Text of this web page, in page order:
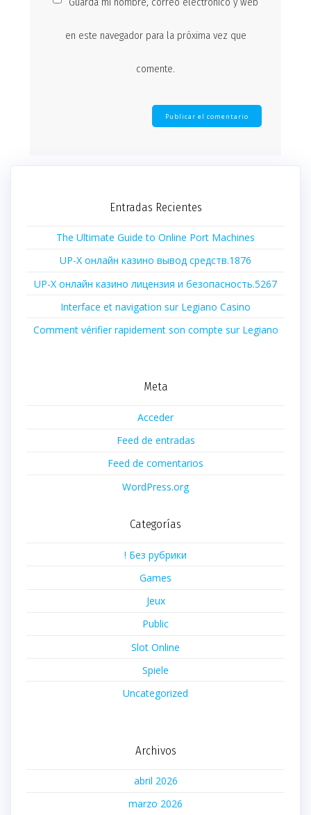
en este navegador para la próxima vez que
comente.
Entradas Recientes
The Ultimate Guide to Online Port Machines
UP-X онлайн казино вывод средств.1876
UP-X онлайн казино лицензия и безопасность.5267
Interface et navigation sur Legiano Casino
Comment vérifier rapidement son compte sur Legiano
Meta
Acceder
Feed de entradas
Feed de comentarios
WordPress.org
Categorías
! Без рубрики
Games
Jeux
Public
Slot Online
Spiele
Uncategorized
Archivos
abril 2026
marzo 2026